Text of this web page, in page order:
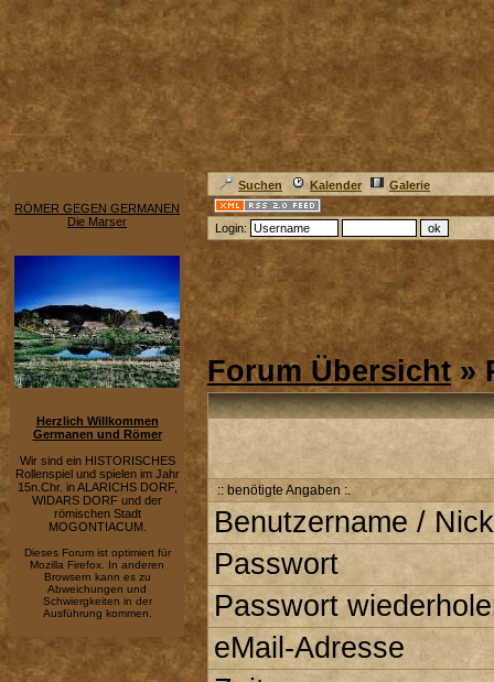
RÖMER GEGEN GERMANEN
Die Marser
Herzlich Willkommen
Germanen und Römer
Wir sind ein HISTORISCHES
Rollenspiel und spielen im Jahr
15n.Chr. in ALARICHS DORF,
WIDARS DORF und der
römischen Stadt
MOGONTIACUM.
Dieses Forum ist optimiert für
Mozilla Firefox. In anderen
Browsern kann es zu
Abweichungen und
Schwiergkeiten in der
Ausführung kommen.
Suchen Kalender Galerie
Login:
Forum Übersicht»
:: benötigte Angaben :.
Benutzername / Nick
Passwort
Passwort
eMail-Adresse